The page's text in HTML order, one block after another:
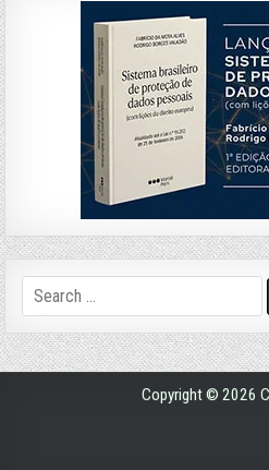
Search
for:
Copyright © 2026